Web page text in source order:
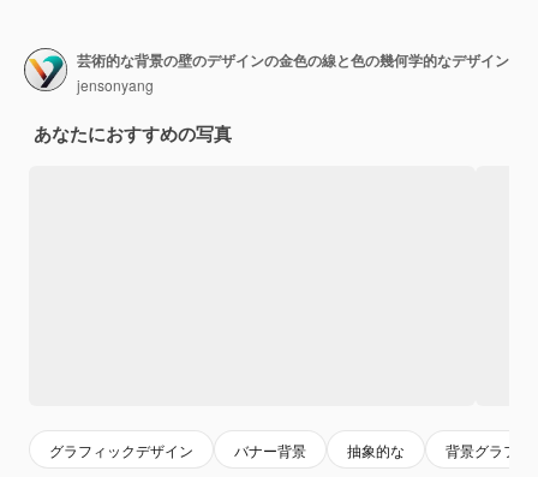
芸術的な背景の壁のデザインの金色の線と色の幾何学的なデザイン
jensonyang
あなたにおすすめの写真
グラフィックデザイン バナー背景 抽象的な 背景グラフィ